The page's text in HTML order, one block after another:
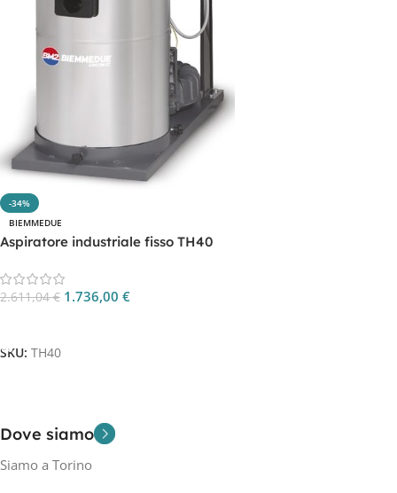
-34%
BIEMMEDUE
Aspiratore industriale fisso TH40
2.611,04€ 1.736,00 €
SKU: TH40
Dove siamo
Siamo a Torino